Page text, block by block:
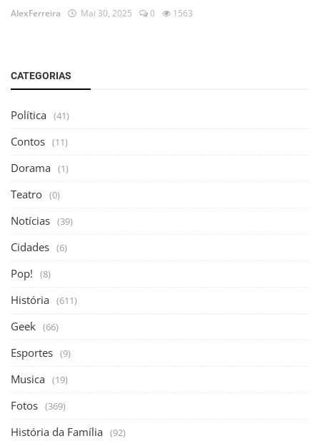
AlexFerreira Mai 30, 2025 0 1563
CATEGORIAS
Política (41)
Contos (11)
Dorama (1)
Teatro (0)
Notícias (39)
Cidades (6)
Pop! (8)
História (611)
Geek (66)
Esportes (9)
Musica (19)
Fotos (369)
História da Família (92)